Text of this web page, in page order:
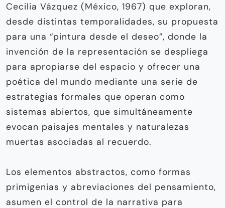
Cecilia Vázquez (México, 1967) que exploran,
desde distintas temporalidades, su propuesta
para una “pintura desde el deseo”, donde la
invención de la representación se despliega
para apropiarse del espacio y ofrecer una
poética del mundo mediante una serie de
estrategias formales que operan como
sistemas abiertos, que simultáneamente
evocan paisajes mentales y naturalezas
muertas asociadas al recuerdo.
Los elementos abstractos, como formas
primigenias y abreviaciones del pensamiento,
asumen el control de la narrativa para